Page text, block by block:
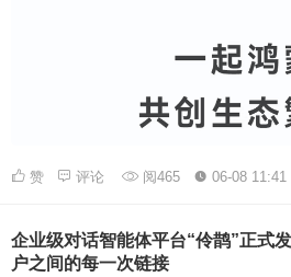
赞 评论 阅465 06-08 11:41
企业级对话智能体平台“伶鹊”正式
户之间的每一次链接